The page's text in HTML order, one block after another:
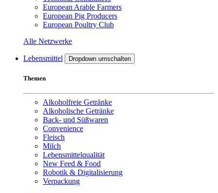
European Arable Farmers
European Pig Producers
European Poultry Club
Alle Netzwerke
Lebensmittel Dropdown umschalten
Themen
Alkoholfreie Getränke
Alkoholische Getränke
Back- und Süßwaren
Convenience
Fleisch
Milch
Lebensmittelqualität
New Feed & Food
Robotik & Digitalisierung
Verpackung